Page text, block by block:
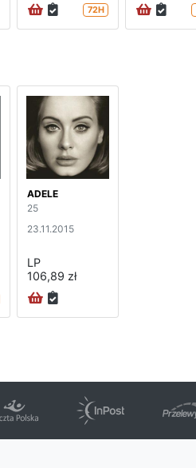
72H
ADELE
25
23.11.2015
LP
106,89 zł